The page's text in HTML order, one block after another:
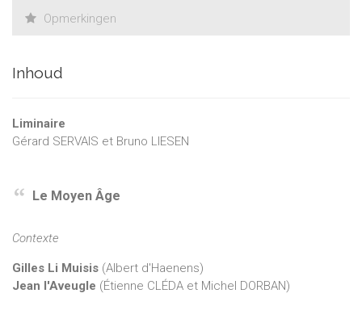
Opmerkingen
Inhoud
Liminaire
Gérard SERVAIS et Bruno LIESEN
Le Moyen Âge
Contexte
Gilles Li Muisis (Albert d'Haenens)
Jean l'Aveugle (Étienne CLÉDA et Michel DORBAN)